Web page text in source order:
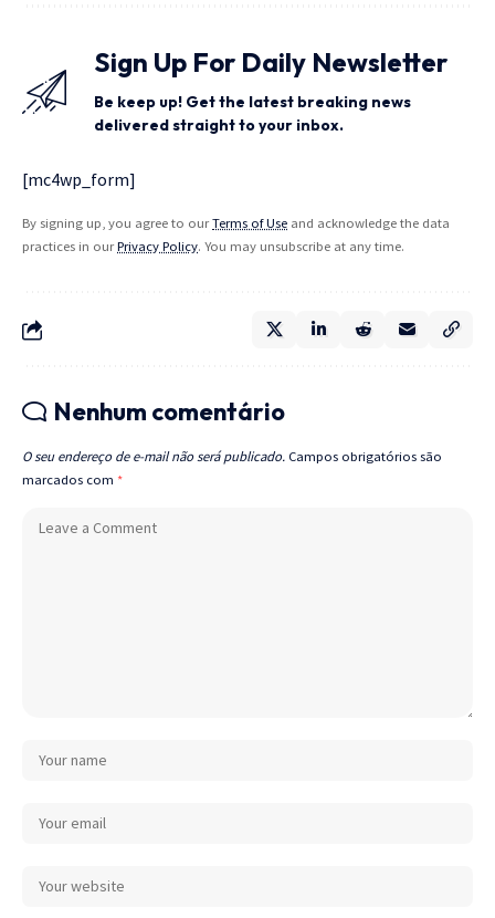
Sign Up For Daily Newsletter
Be keep up! Get the latest breaking news
delivered straight to your inbox.
[mc4wp_form]
By signing up, you agree to ourTerms of Use and acknowledge the data
practices in ourPrivacy Policy. You may unsubscribe at any time.
Nenhum comentário
O seu endereço de e-mail não será publicado. Campos obrigatórios são
marcados com *